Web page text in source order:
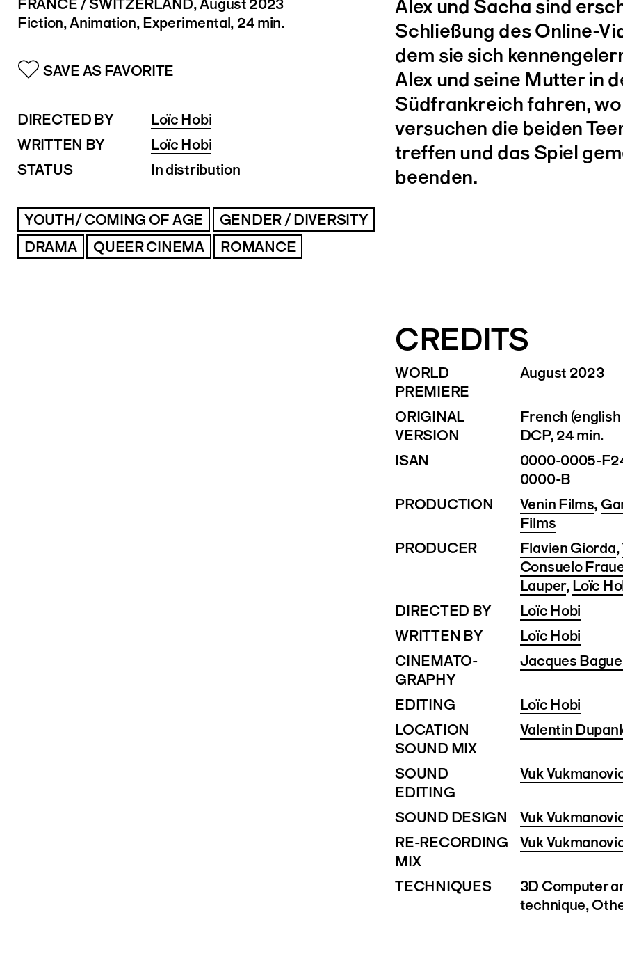
FRANCE / SWITZERLAND, August 2023
Fiction, Animation, Experimental, 24 min.
SAVE AS FAVORITE
DIRECTED BY
Loïc Hobi
WRITTEN BY
Loïc Hobi
STATUS
In distribution
YOUTH/ COMING OF AGE
GENDER / DIVERSITY
DRAMA
QUEER CINEMA ROMANCE
Alex und Sacha sind
Schließung des Online-
dem sie sich
Alex und seine Mutter in
Südfrankreich fahren,
versuchen die beiden
treffen und das Spiel
beenden.
CREDITS
WORLD
PREMIERE
August 2023
ORIGINAL
VERSION
French
DCP, 24 min.
ISAN
0000-0005-
0000-B
PRODUCTION
Venin Films,
Films
PRODUCER
Flavien Giorda,
Consuelo
Lauper, Loïc
DIRECTED BY
Loïc Hobi
WRITTEN BY
Loïc Hobi
CINEMATO­
GRAPHY
Jacques
EDITING
Loïc Hobi
LOCATION
SOUND MIX
Valentin
SOUND
EDITING
Vuk
SOUND DESIGN
Vuk
RE-RECORDING
MIX
Vuk
TECHNIQUES
3D Computer
technique,